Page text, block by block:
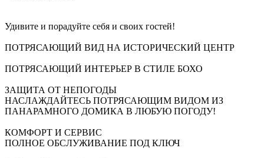
Удивите и порадуйте себя и своих гостей!
ПОТРЯСАЮЩИЙ ВИД НА ИСТОРИЧЕСКИЙ ЦЕНТР
ПОТРЯСАЮЩИЙ ИНТЕРЬЕР В СТИЛЕ БОХО
ЗАЩИТА ОТ НЕПОГОДЫ
НАСЛАЖДАЙТЕСЬ ПОТРЯСАЮЩИМ ВИДОМ ИЗ
ПАНАРАМНОГО ДОМИКА В ЛЮБУЮ ПОГОДУ!
КОМФОРТ И СЕРВИС
ПОЛНОЕ ОБСЛУЖИВАНИЕ ПОД КЛЮЧ